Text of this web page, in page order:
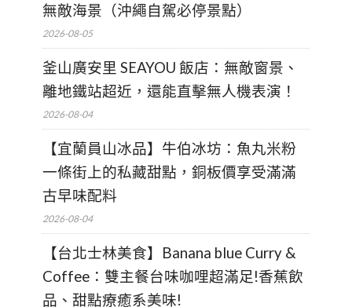
無敵海景（沖繩自駕必停景點）
2026-08-05
釜山廣安里 SEAYOU 飯店：無敵窗景、
離地鐵站超近，還能直擊無人機表演！
2026-08-04
【宜蘭員山冰品】牛伯冰坊：魚丸米粉
一條街上的私藏甜點，銅板價享受滿滿
古早味配料
2026-08-04
【台北士林美食】Banana blue Curry &
Coffee：雙主餐台味咖哩超滿足!香蕉飲
品、甜點療癒系美味!